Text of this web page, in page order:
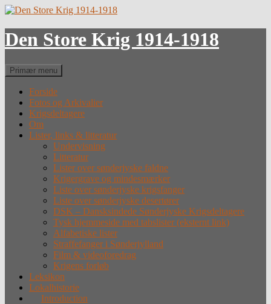
Hop
indhold
Den Store Krig 1914-1918
Søg
Primær menu
Forside
Fotos og Arkivalier
Krigsdeltagere
Om
Lister, links & litteratur
Undervisning
Litteratur
Lister over sønderjyske faldne
Krigergrave og mindesmærker
Liste over sønderjyske krigsfanger
Liste over sønderjyske desertører
DSK – Dansksindede Sønderjyske Krigsdeltagere
Tysk hjemmeside med tabslister (eksternt link)
Alfabetiske lister
Straffefanger i Sønderjylland
Film & videoforedrag
Krigens forløb
Leksikon
Lokalhistorie
Introduction